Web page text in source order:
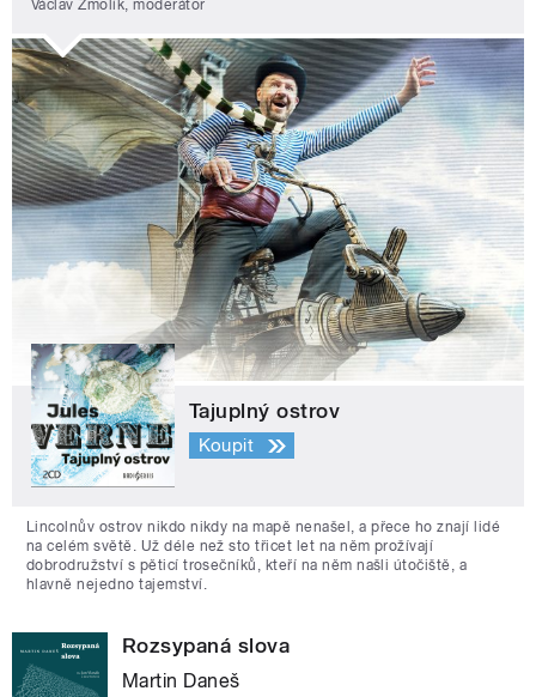
Václav Žmolík, moderátor
Tajuplný ostrov
Koupit
Lincolnův ostrov nikdo nikdy na mapě nenašel, a přece ho znají lidé
na celém světě. Už déle než sto třicet let na něm prožívají
dobrodružství s pěticí trosečníků, kteří na něm našli útočiště, a
hlavně nejedno tajemství.
Rozsypaná slova
Martin Daneš